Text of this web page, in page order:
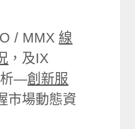
/ MMX 線
，及IX
析—創新服
市場動態資